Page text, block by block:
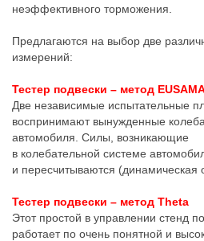
неэффективного торможения.
Предлагаются на выбор две
измерений:
Тестер подвески – метод
Две независимые испытательные
воспринимают вынужденные
автомобиля. Силы, возникающие
в колебательной системе
и пересчитываются (динамическая
Тестер подвески – метод Theta
Этот простой в управлении стенд
работает по очень понятной и